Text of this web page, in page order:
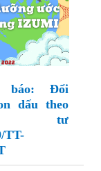
báo: Đổi
dấu theo
tư
TT-